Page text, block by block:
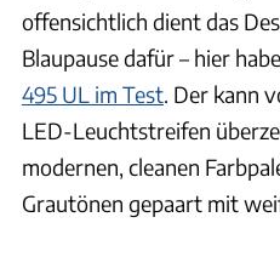
offensichtlich dient das
Blaupause dafür – hier
495 UL im Test. Der kann
LED-Leuchtstreifen
modernen, cleanen
Grautönen gepaart mit